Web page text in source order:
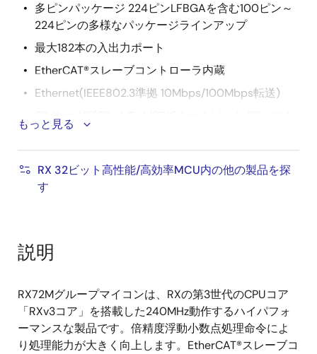
多ピンパッケージ 224ピンLFBGAを含む100ピン～
224ピンの多様なパッケージラインアップ
最大182本の入出力ポート
EtherCAT®スレーブコントローラ内蔵
Ethernet(IEEE802.3準拠 10Mbps/100Mbps転送)
SD Host I/F(SD メモリ/SDIO 1 or 4 ビット SDバスを
サポート)
USB2.0 ホスト/ ファンクション/OTG (フルスピード
（12Mbps）、ロースピード（1.5Mbps）、アイソク
ロナス転送に対応)
その他多彩な通信I/F(SCI、IIC、RSPI他)
16ビット/32ビットコンペアマッチタイマ、8ビット
タイマ、RTC
12ビットA/Dコンバータ、12ビットD/Aコンバータ、
もっと見る
RX 32ビット高性能/高効率MCU内の他の製品を探
す
説明
RX72Mグループマイコンは、RXの第3世代のCPUコア
「RXv3コア」を搭載した240MHz動作するハイパフォ
ーマンスな製品です。倍精度浮動小数点処理命令によ
り処理能力が大きく向上します。EtherCAT®スレーブコ